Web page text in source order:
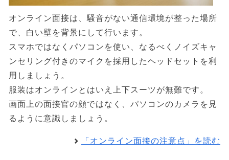
オンライン面接は、騒音がない通信環境が整った場所
で、白い壁を背景にして行います。
スマホではなくパソコンを使い、なるべくノイズキャ
ンセリング付きのマイクを採用したヘッドセットを利
用しましょう。
服装はオンラインとはいえ上下スーツが無難です。
画面上の面接官の顔ではなく、パソコンのカメラを見
るように意識しましょう。
「オンライン面接の注意点」を読む